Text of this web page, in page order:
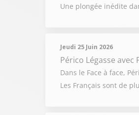
Une plongée inédite
Jeudi 25 Juin 2026
Périco Légasse avec
Dans le Face à face,
Les Français sont de